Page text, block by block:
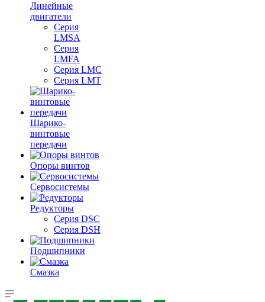
Линейные
двигатели
Серия
LMSA
Серия
LMFA
Серия LMC
Серия LMT
Шарико-
винтовые
передачи
Опоры винтов
Сервосистемы
Редукторы
Серия DSC
Серия DSH
Подшипники
Смазка